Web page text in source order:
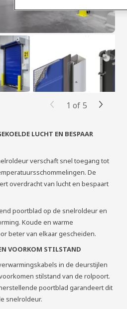
LUCHT EN BESPAAR
verschaft snel toegang tot
De
overdracht van lucht en bespaart
poortblad op de snelroldeur en
Koude en warme
beter van elkaar gescheiden.
VOORKOM STILSTAND
in de deurstijlen
stilstand van de rolpoort.
poortblad garandeert dit
snelroldeur.
1 of 5